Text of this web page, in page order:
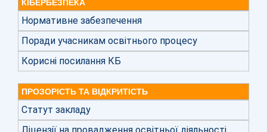
КІБЕРБЕЗПЕКА
Нормативне забезпечення
Поради учасникам освітнього процесу
Корисні посилання КБ
ПРОЗОРІСТЬ ТА ВІДКРИТІСТЬ
Статут закладу
Ліцензії на провадження освітньої діяльності